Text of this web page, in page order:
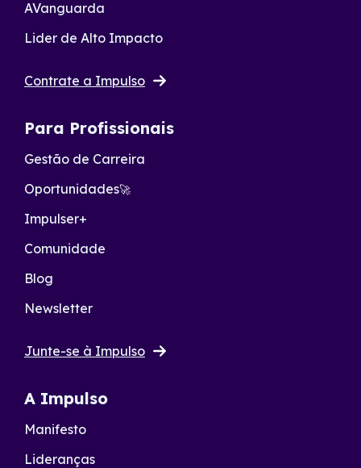
AVanguarda
Lider de Alto Impacto
Contrate a Impulso
Para Profissionais
Gestão de Carreira
Oportunidades🚀
Impulser+
Comunidade
Blog
Newsletter
Junte-se à Impulso
A Impulso
Manifesto
Lideranças